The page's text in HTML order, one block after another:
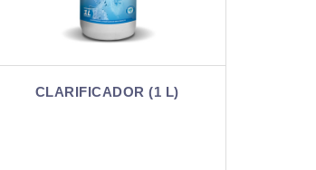
CLARIFICADOR (5 L)